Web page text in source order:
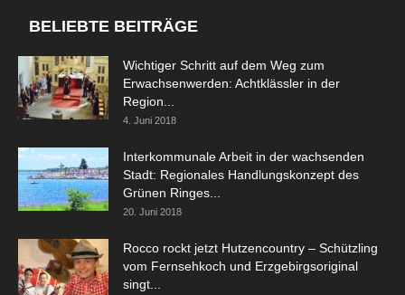
BELIEBTE BEITRÄGE
Wichtiger Schritt auf dem Weg zum
Erwachsenwerden: Achtklässler in der
Region...
4. Juni 2018
Interkommunale Arbeit in der wachsenden
Stadt: Regionales Handlungskonzept des
Grünen Ringes...
20. Juni 2018
Rocco rockt jetzt Hutzencountry – Schützling
vom Fernsehkoch und Erzgebirgsoriginal
singt...